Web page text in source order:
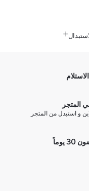
المتجر
و استبدل من المتجر